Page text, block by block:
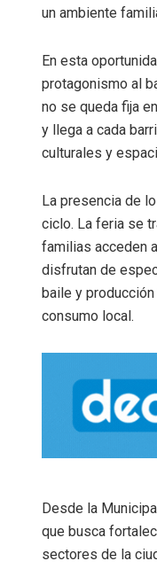
un ambiente
En esta
protagonismo al
no se queda fija
y llega a cada
culturales y
La presencia de
ciclo. La feria se
familias acceden
disfrutan de
baile y
consumo local.
Desde la
que busca
sectores de la